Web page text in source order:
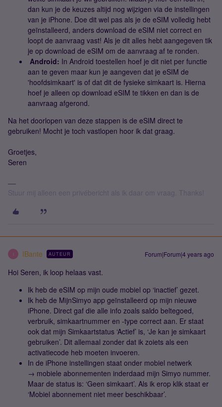
dan kun je de keuzes altijd nog wijzigen via de instellingen
van je iPhone. Doe dit wel pas als je de eSIM volledig hebt
geïnstalleerd, anders download de eSIM niet correct en
loopt de aanvraag vast! Als je dit alles hebt aangegeven tik
je op download de eSIM om de aanvraag af te ronden.
Android: In Android toestellen hoef je dit niet per functie
aan te geven maar kun je aangeven dat je eSIM de
'hoofdsimkaart' is of dat dit de fysieke simkaart is. Hierna
hoef je alleen op download eSIM te tikken en dan is de
aanvraag afgerond.
Na het doorlopen van deze stappen is de eSIM direct te
gebruiken! Mocht je toch vastlopen hoor ik dat graag.
Groetjes,
Seren
Stuur mij alleen een privébericht als ik daar om vraag. Thanks!
IBante AUTEUR Forum|Forum|4 years ago
Hoi Seren, ik loop helaas vast.
Ik heb de eSIM op mijn oude mobiel op ‘inactief’ gezet.
Ik heb de MijnSimyo app geïnstalleerd op mijn nieuwe
iPhone. Direct gaf die alle info zoals saldo beltegoed,
verbruik, simkaartnummer en -type correct aan. Er staat
ook dat mijn Simkaartstatus ‘Actief’ is, ‘Je kan je simkaart
gebruiken’. Dit allemaal zonder dat ik zoiets als een
activatiecode heb moeten invoeren.
In de iPhone instellingen staat onder mobiel netwerk
→ mobiele abonnementen inderdaad mijn Simyo nummer.
Maar de status is: ‘Geen simkaart’. Als ik erop klik staat er
‘Mobiel abonnement niet meer beschikbaar’.